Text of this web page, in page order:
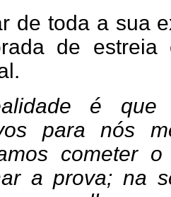
de toda a sua
de estreia
é que
para nós
cometer
a prova; na